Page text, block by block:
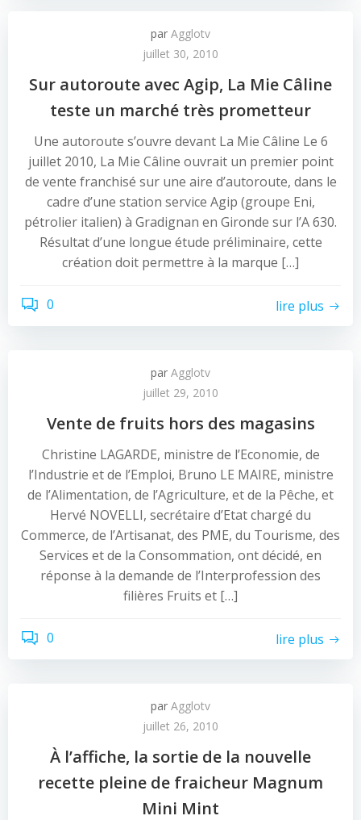
par Agglotv
juillet 30, 2010
Sur autoroute avec Agip, La Mie Câline
teste un marché très prometteur
Une autoroute s’ouvre devant La Mie Câline Le 6
juillet 2010, La Mie Câline ouvrait un premier point
de vente franchisé sur une aire d’autoroute, dans le
cadre d’une station service Agip (groupe Eni,
pétrolier italien) à Gradignan en Gironde sur l’A 630.
Résultat d’une longue étude préliminaire, cette
création doit permettre à la marque […]
0 lire plus
par Agglotv
juillet 29, 2010
Vente de fruits hors des magasins
Christine LAGARDE, ministre de l’Economie, de
l’Industrie et de l’Emploi, Bruno LE MAIRE, ministre
de l’Alimentation, de l’Agriculture, et de la Pêche, et
Hervé NOVELLI, secrétaire d’Etat chargé du
Commerce, de l’Artisanat, des PME, du Tourisme, des
Services et de la Consommation, ont décidé, en
réponse à la demande de l’Interprofession des
filières Fruits et […]
0 lire plus
par Agglotv
juillet 26, 2010
À l’affiche, la sortie de la nouvelle
recette pleine de fraicheur Magnum
Mini Mint